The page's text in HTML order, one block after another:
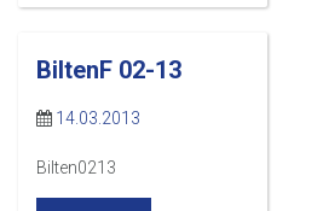
BiltenF 02-13
14.03.2013
Bilten0213